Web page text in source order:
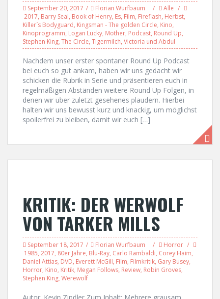
September 20, 2017 Florian Wurfbaum
Alle
2017, Barry Seal, Book of Henry, Es, Film, Fireflash, Herbst,
Killer´s Bodyguard, Kingsman - The golden Circle, Kino,
Kinoprogramm, Logan Lucky, Mother, Podcast, Round Up,
Stephen King, The Circle, Tigermilch, Victoria und Abdul
Nachdem unser erster spontaner Round Up Podcast
bei euch so gut ankam, haben wir uns gedacht wir
schicken die Rubrik in Serie und präsentieren euch in
regelmäßigen Abständen weitere Round Up Folgen, in
denen wir über zuletzt gesehenes plaudern. Hierbei
halten wir uns bewusst kurz und knackig, um möglichst
spoilerfrei zu bleiben, damit wir euch […]
KRITIK: DER WERWOLF
VON TARKER MILLS
September 18, 2017 Florian Wurfbaum
Horror
1985, 2017, 80er Jahre, Blu-Ray, Carlo Rambaldi, Corey Haim,
Daniel Attias, DVD, Everett McGill, Film, Filmkritik, Gary Busey,
Horror, Kino, Kritik, Megan Follows, Review, Robin Groves,
Stephen King, Werewolf